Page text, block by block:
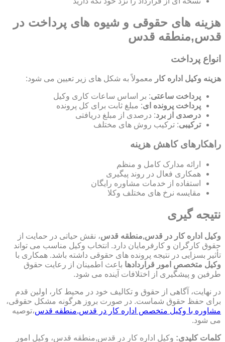
هزینه های حقوقی و شیوه های پرداخت در
قدس,منطقه قدس
انواع پرداخت
هزینه وکیل اداره کار معمولاً به شکل های زیر تعیین می شود:
پرداخت ساعتی: بر اساس ساعات کاری وکیل
پرداخت پرونده ای: مبلغ ثابت برای کل پرونده
درصدی از برد: درصدی از مبلغ دریافتی
ترکیبی: ترکیب روش های مختلف
راهکارهای کاهش هزینه
ارائه مدارک کامل و منظم
همکاری فعال در روند پیگیری
استفاده از خدمات مشاوره رایگان
مقایسه نرخ های مختلف وکلا
نتیجه گیری
وکیل اداره کار در قدس,منطقه قدس، نقش حیاتی در حمایت از
حقوق کارگران و کارفرمایان دارد. انتخاب وکیل مناسب می تواند
تأثیر بسزایی در نتیجه پرونده های حقوقی داشته باشد. همکاری با
وکیل متخصص امور قراردادها باعث اطمینان از رعایت حقوق
طرفین و پیشگیری از اختلافات آینده می شود.
در نهایت، آگاهی از حقوق و تکالیف خود در محیط کار، اولین قدم
برای حفظ حقوق شماست. در صورت بروز هرگونه مشکل حقوقی،
مشاوره با وکیل متخصص اداره کار در قدس,منطقه قدس،توصیه
می شود.
کلمات کلیدی: وکیل اداره کار در قدس,منطقه قدس، وکیل امور